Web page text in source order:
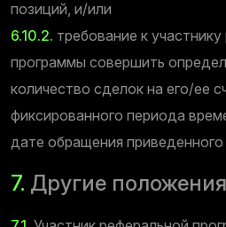
позиций, и/или
6.10.2. требование к
программы совершить
количество сделок на его/ее
фиксированного периода
дате обращения
7. Другие положения